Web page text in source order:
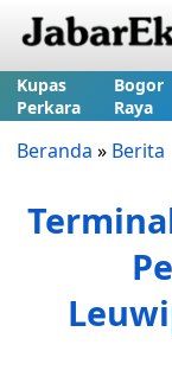
Kupas
Perkara
Bogor
Raya
Beranda » Berita